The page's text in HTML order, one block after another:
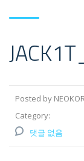
Posted by
Category:
댓글 없음